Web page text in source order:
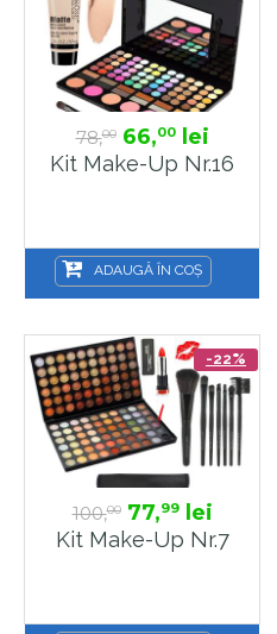
78,00 66,00lei
Kit Make-Up Nr.16
ADAUGĂ ÎN COȘ
-22%
100,00 77,99lei
Kit Make-Up Nr.7